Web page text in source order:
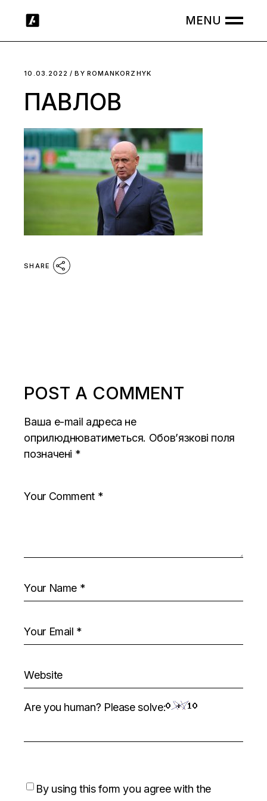
10.03.2022 BY ROMANKORZHYK
ПАВЛОВ
SHARE
POST A COMMENT
Ваша e-mail адреса не
оприлюднюватиметься. Обов’язкові поля
позначені *
Are you human? Please solve:
By using this form you agree with the